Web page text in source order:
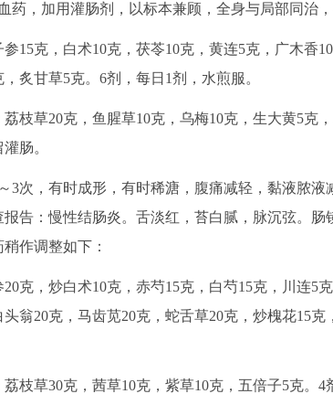
药，加用灌肠剂，以标本兼顾，全身与局部同治，
15克，白术10克，茯苓10克，黄连5克，广木香
炙甘草5克。6剂，每日1剂，水煎服。
枝草20克，鱼腥草10克，乌梅10克，生大黄5克
肠。
3次，有时成形，有时稀溏，腹痛减轻，黏液脓液
告：慢性结肠炎。舌淡红，苔白腻，脉沉弦。
作调整如下：
克，炒白术10克，赤芍15克，白芍15克，川连5
翁20克，马齿苋20克，蛇舌草20克，炒槐花15
枝草30克，茜草10克，紫草10克，五倍子5克。4